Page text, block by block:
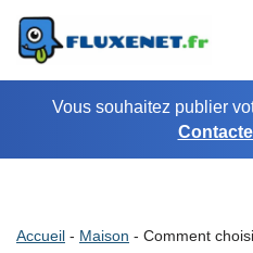
Aller
au
contenuVous souhaitez publier
Accueil - Maison - Comment